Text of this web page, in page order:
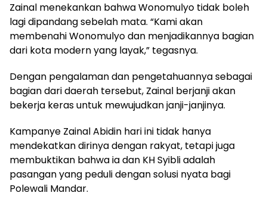
Zainal menekankan bahwa Wonomulyo tidak boleh
lagi dipandang sebelah mata. “Kami akan
membenahi Wonomulyo dan menjadikannya bagian
dari kota modern yang layak,” tegasnya.
Dengan pengalaman dan pengetahuannya sebagai
bagian dari daerah tersebut, Zainal berjanji akan
bekerja keras untuk mewujudkan janji-janjinya.
Kampanye Zainal Abidin hari ini tidak hanya
mendekatkan dirinya dengan rakyat, tetapi juga
membuktikan bahwa ia dan KH Syibli adalah
pasangan yang peduli dengan solusi nyata bagi
Polewali Mandar.